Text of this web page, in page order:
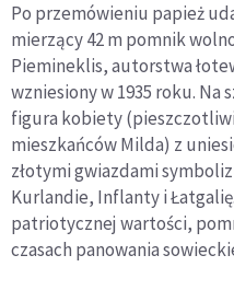
Po przemówieniu papież
mierzący 42 m pomnik
Piemineklis, autorstwa
wzniesiony w 1935 roku. Na
figura kobiety
mieszkańców Milda) z
złotymi gwiazdami
Kurlandie, Inflanty i
patriotycznej wartości,
czasach panowania